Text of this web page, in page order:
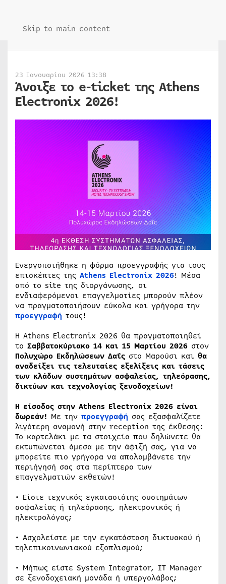
Skip to main content
23 Ιανουαρίου 2026 13:38
Άνοιξε το e-ticket της Athens
Electronix 2026!
Ενεργοποιήθηκε η φόρμα προεγγραφής για τους
επισκέπτες της Athens Electronix 2026! Μέσα
από το site της διοργάνωσης, οι
ενδιαφερόμενοι επαγγελματίες μπορούν πλέον
να πραγματοποιήσουν εύκολα και γρήγορα την
προεγγραφή τους!
Η Athens Electronix 2026 θα πραγματοποιηθεί
το Σαββατοκύριακο 14 και 15 Μαρτίου 2026 στον
Πολυχώρο Εκδηλώσεων Δαΐς στο Μαρούσι και θα
αναδείξει τις τελευταίες εξελίξεις και τάσεις
των κλάδων συστημάτων ασφαλείας, τηλεόρασης,
δικτύων και τεχνολογίας ξενοδοχείων!
Η είσοδος στην Athens Electronix 2026 είναι
δωρεάν! Με την προεγγραφή σας εξασφαλίζετε
λιγότερη αναμονή στην reception της έκθεσης:
Το καρτελάκι με τα στοιχεία που δηλώνετε θα
εκτυπώνεται άμεσα με την άφιξή σας, για να
μπορείτε πιο γρήγορα να απολαμβάνετε την
περιήγησή σας στα περίπτερα των
επαγγελματιών εκθετών!
• Είστε τεχνικός εγκαταστάτης συστημάτων
ασφαλείας ή τηλεόρασης, ηλεκτρονικός ή
ηλεκτρολόγος;
• Ασχολείστε με την εγκατάσταση δικτυακού ή
τηλεπικοινωνιακού εξοπλισμού;
• Μήπως είστε System Integrator, IT Manager
σε ξενοδοχειακή μονάδα ή υπεργολάβος;